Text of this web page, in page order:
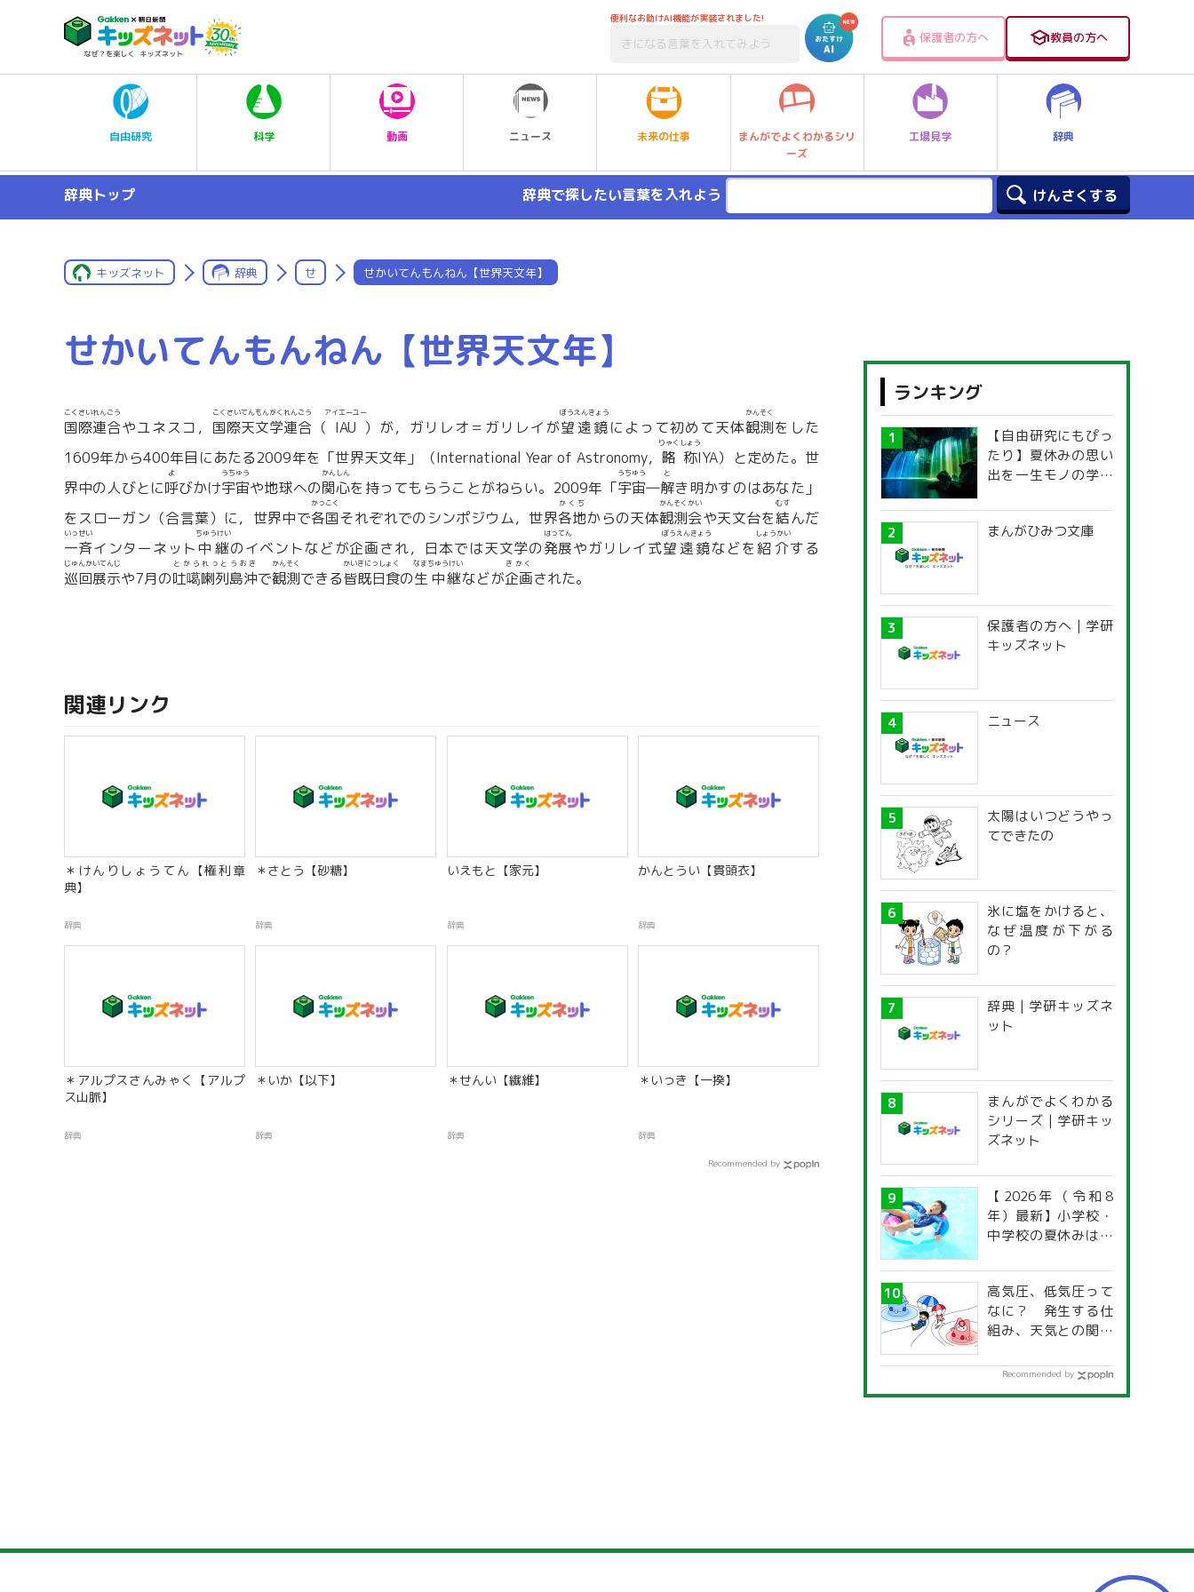
便利なお助けAI機能が実装されました!
保護者の方へ 教員の方へ
自由研究 科学 動画 ニュース 未来の仕事
まんがでよくわかるシリ
ーズ
工場見学 辞典
辞典トップ 辞典で探したい言葉を入れよう
キッズネット 辞典 せ せかいてんもんねん【世界天文年】
せかいてんもんねん【世界天文年】
国際連合
こくさいれんごう
やユネスコ， 国際天文学連合
こくさいてんもんがくれんごう
（ IAU
アイエーユー
）が，ガリレオ＝ガリレイが望遠鏡
ぼうえんきょう
によって初めて天体観測
かんそく
をした
1609年から400年目にあたる2009年を「世界天文年」（International Year of Astronomy， 略称
りゃくしょう
IYA）と定めた。世
界中の人びとに呼
よ
びかけ宇宙
うちゅう
や地球への関心
かんしん
を持ってもらうことがねらい。2009年「宇宙
うちゅう
―解
と
き明かすのはあなた」
をスローガン（合言葉）に，世界中で各国
かっこく
それぞれでのシンポジウム，世界各地
かくち
からの天体観測会
かんそくかい
や天文台を結
むす
んだ
一斉
いっせい
インターネット中継
ちゅうけい
のイベントなどが企画され，日本では天文学の発展
はってん
やガリレイ式望遠鏡
ぼうえんきょう
などを 紹介
しょうかい
する
巡回展示
じゅんかいてんじ
や7月の吐噶喇列島沖
とかられっとうおき
で観測
かんそく
できる皆既日食
かいきにっしょく
の生中継
なまちゅうけい
などが企画
きかく
された。
関連リンク
＊けんりしょうてん【権利章
典】
辞典
＊さとう【砂糖】
辞典
いえもと【家元】
辞典
かんとうい【貫頭衣】
辞典
＊アルプスさんみゃく【アルプ
ス山脈】
辞典
＊いか【以下】
辞典
＊せんい【繊維】
辞典
＊いっき【一揆】
辞典
Recommended by
ランキング
【自由研究にもぴっ
たり】夏休みの思い
出を一生モノの学び
探究ガイド
まんがひみつ文庫
保護者の方へ | 学研
キッズネット
ニュース
太陽はいつどうやっ
てできたの
氷に塩をかけると、
なぜ温度が下がる
の？
辞典 | 学研キッズネ
ット
まんがでよくわかる
シリーズ | 学研キッ
ズネット
【2026年（令和8
年）最新】小学校・
中学校の夏休みはい
道府県別「夏季休暇
一覧」
高気圧、低気圧って
なに？ 発生する仕
組み、天気との関係
Recommended by